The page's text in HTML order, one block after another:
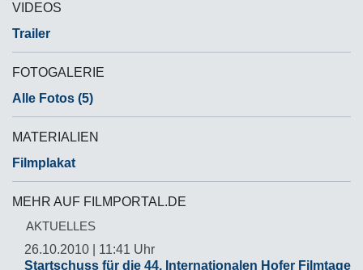
VIDEOS
Trailer
FOTOGALERIE
Alle Fotos (5)
MATERIALIEN
Filmplakat
MEHR AUF FILMPORTAL.DE
AKTUELLES
26.10.2010 | 11:41 Uhr
Startschuss für die 44. Internationalen Hofer Filmtage